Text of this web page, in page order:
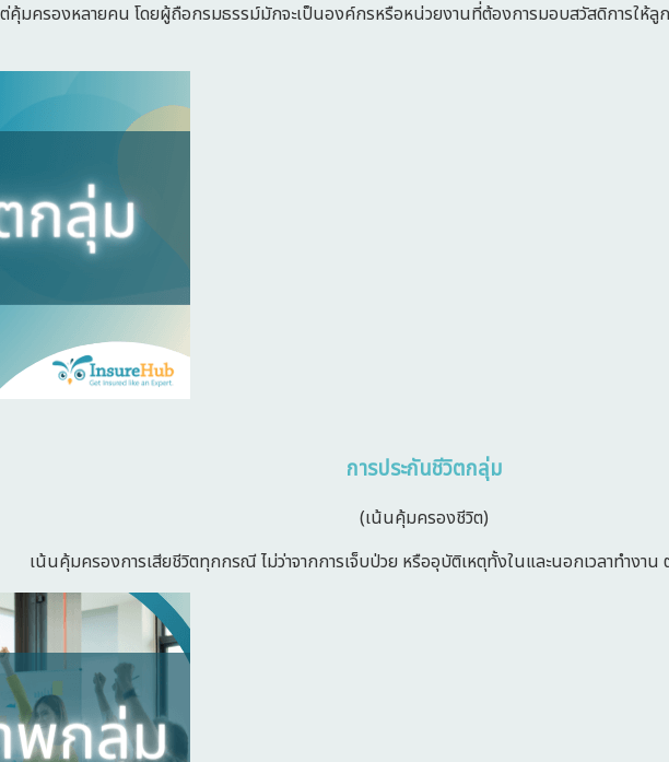
มครองหลายคน โดยผู้ถือกรมธรรม์มักจะเป็นองค์กรหรือหน่วยงานที่ต้องการมอบสวัสดิการให้ลู
การประกันชีวิตกลุ่ม
(เน้นคุ้มครองชีวิต)
เน้นคุ้มครองการเสียชีวิตทุกกรณี ไม่ว่าจากการเจ็บป่วย หรืออุบัติเหตุทั้งในและนอกเวลาทำงาน